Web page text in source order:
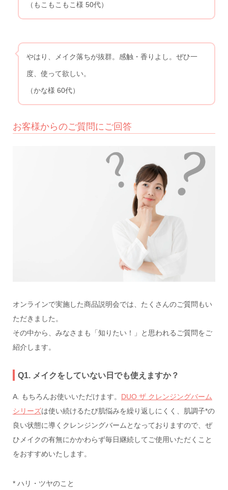
（もこもこもこ様 50代）
やはり、メイク落ちが抜群。感触・香りよし。ぜひ一
度、使って欲しい。
（かな様 60代）
お客様からのご質問にご回答
オンラインで実施した商品説明会では、たくさんのご質問もい
ただきました。
その中から、みなさまも「知りたい！」と思われるご質問をご
紹介します。
Q1. メイクをしていない日でも使えますか？
A. もちろんお使いいただけます。 DUO ザ クレンジングバーム
シリーズは使い続けるたび肌悩みを繰り返しにくく、肌調子*の
良い状態に導くクレンジングバームとなっておりますので、ぜ
ひメイクの有無にかかわらず毎日継続してご使用いただくこと
をおすすめいたします。
* ハリ・ツヤのこと